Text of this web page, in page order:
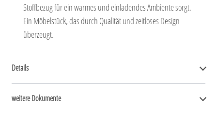
Stoffbezug für ein warmes und einladendes Ambiente sorgt.
Ein Möbelstück, das durch Qualität und zeitloses Design
überzeugt.
Details
weitere Dokumente